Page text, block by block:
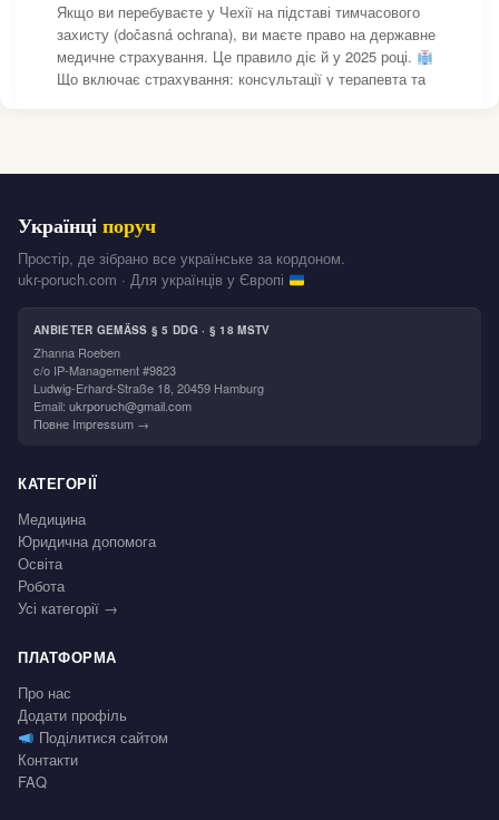
Якщо ви перебуваєте у Чехії на підставі тимчасового
захисту (dočasná ochrana), ви маєте право на державне
медичне страхування. Це правило діє й у 2025 році.
Що включає страхування: консультації у терапевта та
Українціпоруч
Простір, де зібрано все українське за кордоном.
ukr-poruch.com · Для українців у Європі
ANBIETER GEMÄSS § 5 DDG · § 18 MSTV
Zhanna Roeben
c/o IP-Management #9823
Ludwig-Erhard-Straße 18, 20459 Hamburg
Email: ukrporuch@gmail.com
Повне Impressum →
КАТЕГОРІЇ
Медицина
Юридична допомога
Освіта
Робота
Усі категорії →
ПЛАТФОРМА
Про нас
Додати профіль
Поділитися сайтом
Контакти
FAQ